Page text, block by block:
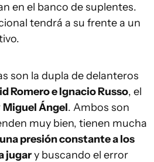
en el banco de suplentes.
tendrá a su frente a un
son la dupla de delanteros
Romero e Ignacio Russo, el
Miguel Ángel. Ambos son
muy bien, tienen mucha
presión constante a los
jugary buscando el error